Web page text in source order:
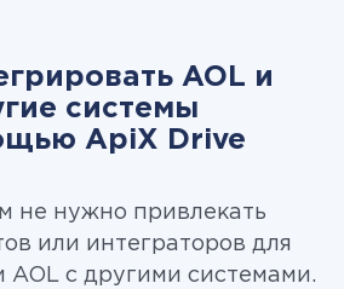
AOL и
системы
ApiX Drive
не нужно привлекать
или интеграторов для
AOL с другими системами.